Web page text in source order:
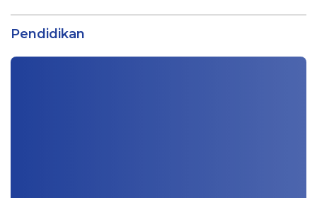
Pendidikan
yang Lolos Verifikasi di Lampung
Info Lampung ,